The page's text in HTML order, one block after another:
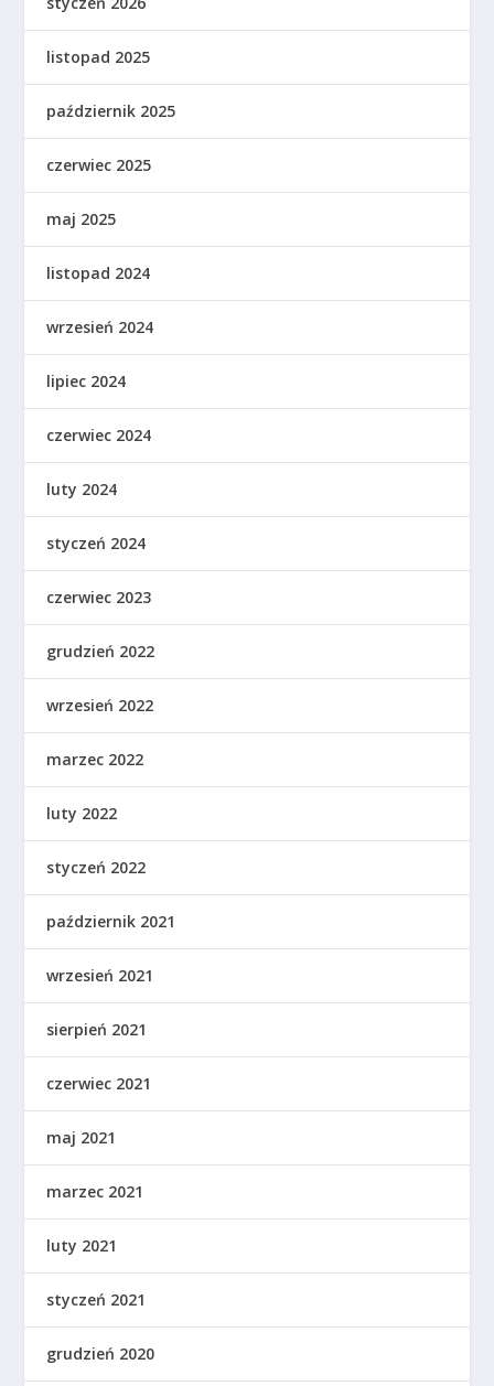
listopad 2025
październik 2025
czerwiec 2025
maj 2025
listopad 2024
wrzesień 2024
lipiec 2024
czerwiec 2024
luty 2024
styczeń 2024
czerwiec 2023
grudzień 2022
wrzesień 2022
marzec 2022
luty 2022
styczeń 2022
październik 2021
wrzesień 2021
sierpień 2021
czerwiec 2021
maj 2021
marzec 2021
luty 2021
styczeń 2021
grudzień 2020